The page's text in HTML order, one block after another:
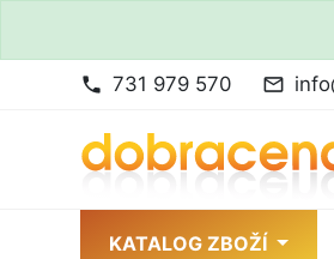
phone 731 979 570 mail_outline
KATALOG ZBOŽÍ